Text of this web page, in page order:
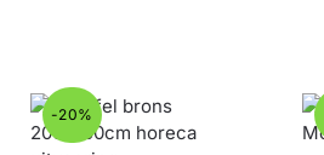
-20%